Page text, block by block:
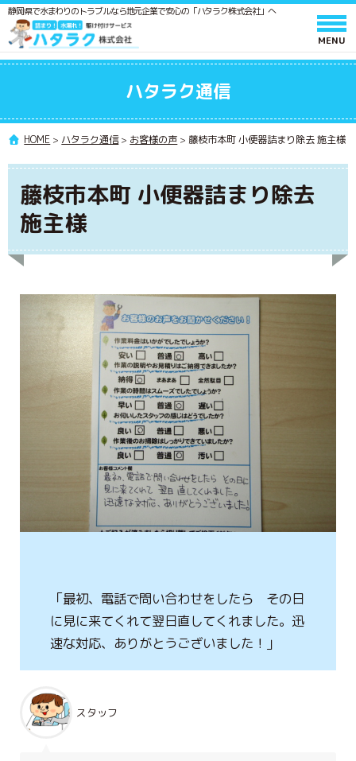
静岡県で水まわりのトラブルなら地元企業で安心の「ハタラク株式会社」へ
ホーム
サービスと料金
作業の流れ
よくあるご質問
会社情報
採用情報
協力業者募集
ハタラク通信
ハタラクブログ
給湯器
作業・施工事例
お客様の声
簡単見積り
お問合わせ
ハタラク通信
HOME > ハタラク通信> お客様の声 > 藤枝市本町 小便器詰まり除去 施主様
藤枝市本町 小便器詰まり除去
施主様
「最初、電話で問い合わせをしたら その日
に見に来てくれて翌日直してくれました。迅
速な対応、ありがとうございました！」
スタッフ